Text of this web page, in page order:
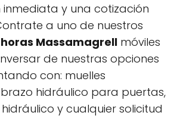
inmediata y una cotización
a uno de nuestros
Massamagrell móviles
de nuestras opciones
con: muelles
hidráulico para puertas,
y cualquier solicitud